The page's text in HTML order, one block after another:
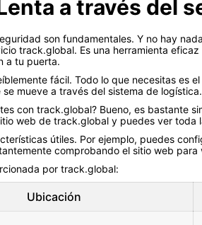
a través del
son fundamentales. Y no hay
track.global. Es una herramienta
a tu puerta.
fácil. Todo lo que necesitas es
mueve a través del sistema de logística.
con track.global? Bueno, es bastante
web de track.global y puedes ver
útiles. Por ejemplo, puedes
comprobando el sitio web
por track.global:
Ubicación